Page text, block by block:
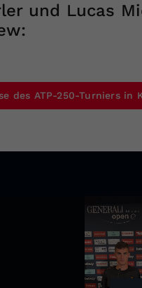
und Lucas
des ATP-250-Turniers in